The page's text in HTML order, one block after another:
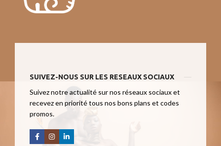
SUIVEZ-NOUS SUR LES RESEAUX SOCIAUX
Suivez notre actualité sur nos réseaux sociaux et
recevez en priorité tous nos bons plans et codes
promos.